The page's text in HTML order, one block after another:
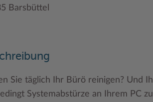
Barsbüttel
Sie täglich Ihr Bürö reinigen? Und
Systemabstürze an Ihrem PC